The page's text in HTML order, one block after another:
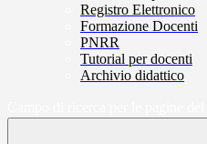
Registro Elettronico
Formazione Docenti
PNRR
Tutorial per docenti
Archivio didattico